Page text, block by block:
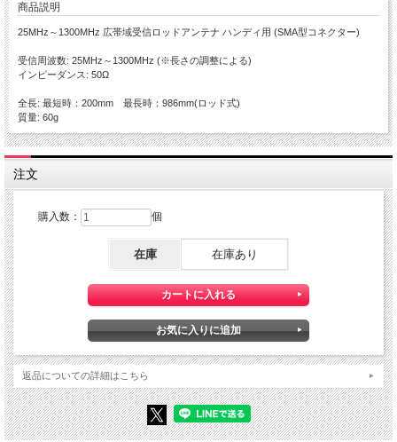
商品説明
25MHz～1300MHz 広帯域受信ロッドアンテナ ハンディ用 (SMA型コネクター)
受信周波数: 25MHz～1300MHz (※長さの調整による)
インピーダンス: 50Ω
全長: 最短時：200mm 最長時：986mm(ロッド式)
質量: 60g
注文
購入数： 個
在庫 在庫あり
返品についての詳細はこちら